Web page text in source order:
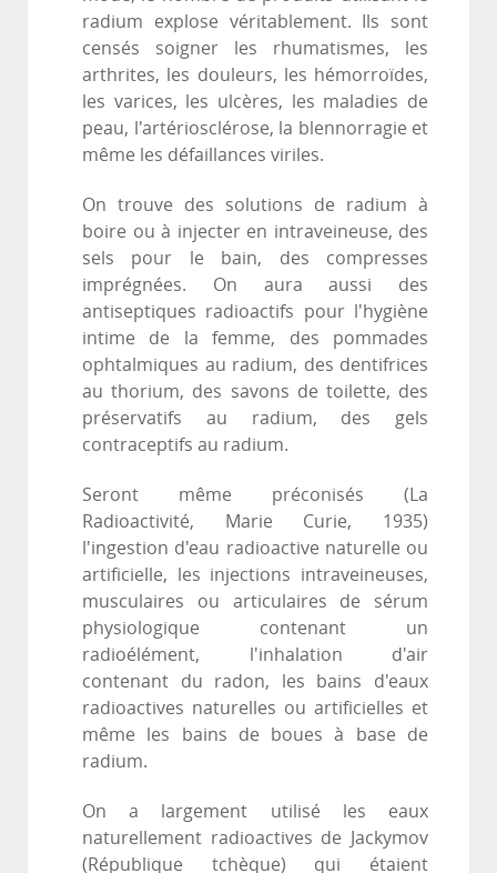
radium explose véritablement. Ils sont
censés soigner les rhumatismes, les
arthrites, les douleurs, les hémorroïdes,
les varices, les ulcères, les maladies de
peau, l'artériosclérose, la blennorragie et
même les défaillances viriles.
On trouve des solutions de radium à
boire ou à injecter en intraveineuse, des
sels pour le bain, des compresses
imprégnées. On aura aussi des
antiseptiques radioactifs pour l'hygiène
intime de la femme, des pommades
ophtalmiques au radium, des dentifrices
au thorium, des savons de toilette, des
préservatifs au radium, des gels
contraceptifs au radium.
Seront même préconisés (La
Radioactivité, Marie Curie, 1935)
l'ingestion d'eau radioactive naturelle ou
artificielle, les injections intraveineuses,
musculaires ou articulaires de sérum
physiologique contenant un
radioélément, l'inhalation d'air
contenant du radon, les bains d'eaux
radioactives naturelles ou artificielles et
même les bains de boues à base de
radium.
On a largement utilisé les eaux
naturellement radioactives de Jackymov
(République tchèque) qui étaient